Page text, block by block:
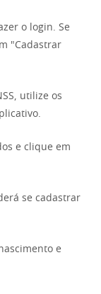
o login. Se
"Cadastrar
utilize os
e clique em
se cadastrar
e